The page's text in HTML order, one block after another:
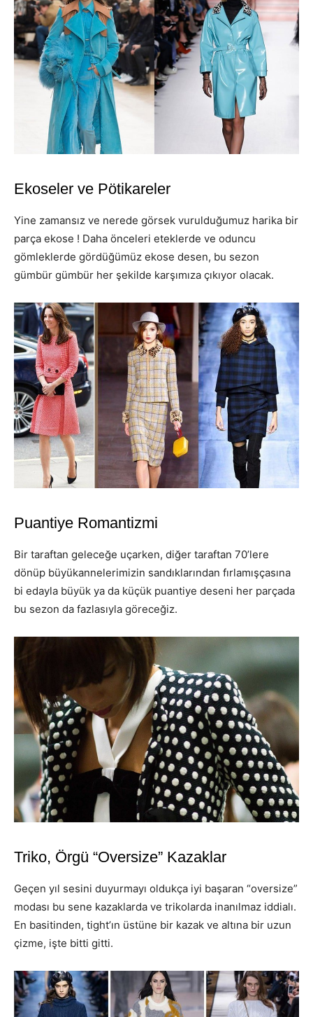
Ekoseler ve Pötikareler
Yine zamansız ve nerede görsek vurulduğumuz harika bir
parça ekose ! Daha önceleri eteklerde ve oduncu
gömleklerde gördüğümüz ekose desen, bu sezon
gümbür gümbür her şekilde karşımıza çıkıyor olacak.
Puantiye Romantizmi
Bir taraftan geleceğe uçarken, diğer taraftan 70’lere
dönüp büyükannelerimizin sandıklarından fırlamışçasına
bi edayla büyük ya da küçük puantiye deseni her parçada
bu sezon da fazlasıyla göreceğiz.
Triko, Örgü “Oversize” Kazaklar
Geçen yıl sesini duyurmayı oldukça iyi başaran “oversize”
modası bu sene kazaklarda ve trikolarda inanılmaz iddialı.
En basitinden, tight’ın üstüne bir kazak ve altına bir uzun
çizme, işte bitti gitti.